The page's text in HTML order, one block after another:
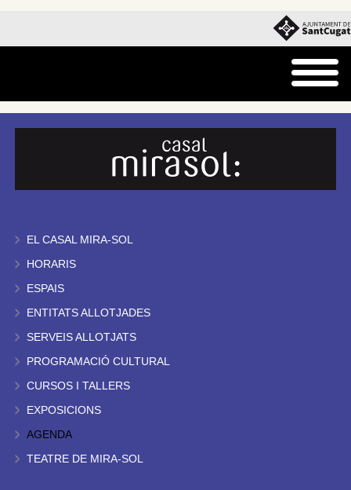
EL CASAL MIRA-SOL
HORARIS
ESPAIS
ENTITATS ALLOTJADES
SERVEIS ALLOTJATS
PROGRAMACIÓ CULTURAL
CURSOS I TALLERS
EXPOSICIONS
AGENDA
TEATRE DE MIRA-SOL